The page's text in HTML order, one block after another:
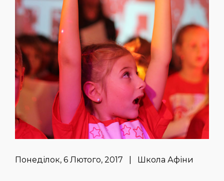
Понеділок, 6 Лютого, 2017 | Школа Афіни